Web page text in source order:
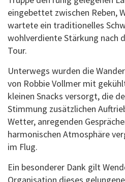
eingebettet zwischen Reben,
wartete ein traditionelles
wohlverdiente Stärkung nach
Tour.
Unterwegs wurden die
von Robbie Vollmer mit
kleinen Snacks versorgt, die
Stimmung zusätzlichen
Wetter, anregenden
harmonischen Atmosphäre
im Flug.
Ein besonderer Dank gilt